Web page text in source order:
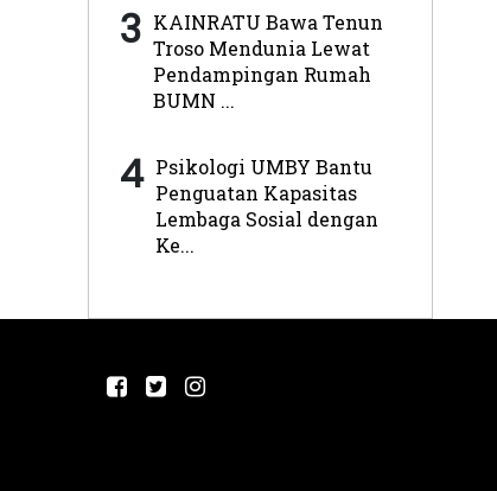
3 KAINRATU Bawa Tenun
Troso Mendunia Lewat
Pendampingan Rumah
BUMN ...
4 Psikologi UMBY Bantu
Penguatan Kapasitas
Lembaga Sosial dengan
Ke...